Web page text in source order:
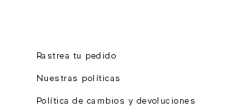
Rastrea tu pedido
Nuestras políticas
Política de cambios y devoluciones